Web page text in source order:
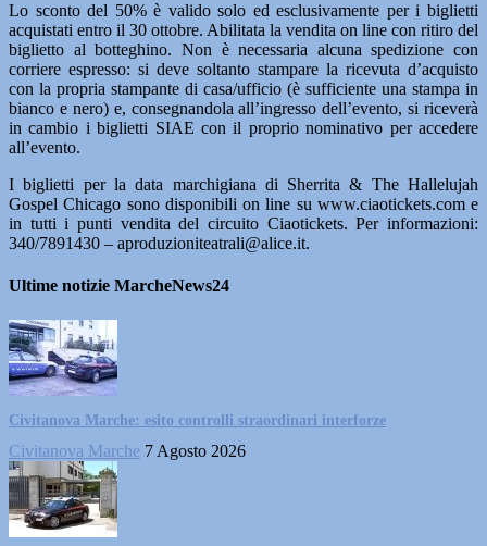
Lo sconto del 50% è valido solo ed esclusivamente per i biglietti
acquistati entro il 30 ottobre. Abilitata la vendita on line con ritiro del
biglietto al botteghino. Non è necessaria alcuna spedizione con
corriere espresso: si deve soltanto stampare la ricevuta d’acquisto
con la propria stampante di casa/ufficio (è sufficiente una stampa in
bianco e nero) e, consegnandola all’ingresso dell’evento, si riceverà
in cambio i biglietti SIAE con il proprio nominativo per accedere
all’evento.
I biglietti per la data marchigiana di Sherrita & The Hallelujah
Gospel Chicago sono disponibili on line su www.ciaotickets.com e
in tutti i punti vendita del circuito Ciaotickets. Per informazioni:
340/7891430 – aproduzioniteatrali@alice.it.
Ultime notizie MarcheNews24
Civitanova Marche: esito controlli straordinari interforze
Civitanova Marche 7 Agosto 2026